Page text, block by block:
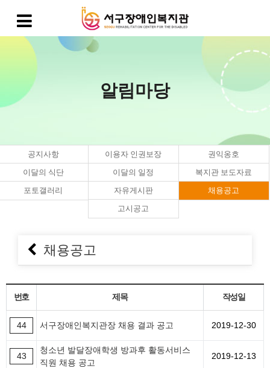
알림마당
공지사항 이용자 인권보장
권익옹호
이달의 식단
이달의 일정
복지관 보도자료
포토갤러리
자유게시판
채용공고
고시공고
채용공고
번호 제목 작성일
44 서구장애인복지관장 채용 결과 공고 2019-12-30
43
청소년 발달장애학생 방과후 활동서비스
직원 채용 공고
2019-12-13